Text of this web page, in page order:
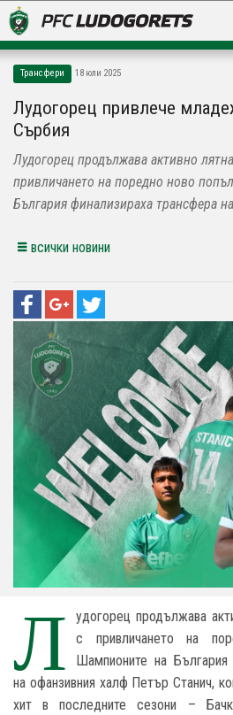
LUDOGORETS TV
НА ТЕРЕНА
СТАДИОН & БАЗИ
Трансфери 18 юли 2025
Лудогорец привлече
Сърбия
Лудогорец продължава активно
привличането на поредно ново
България финализираха трансфера
всички новини
Л
удогорец продължава
с привличането на
Шампионите на България
на офанзивния халф Петър Станич,
хит в последните сезони –